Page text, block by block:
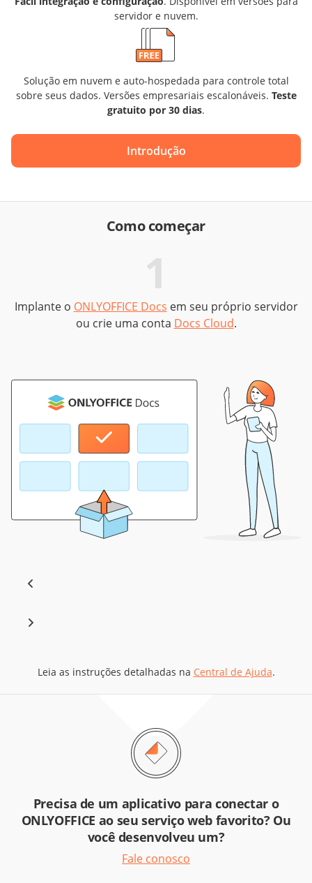
servidor e nuvem.
Solução em nuvem e auto-hospedada para controle total
sobre seus dados. Versões empresariais escalonáveis. Teste
gratuito por 30 dias.
Introdução
Como começar
1
Implante o ONLYOFFICE Docs em seu próprio servidor
ou crie uma conta Docs Cloud.
Leia as instruções detalhadas na Central de Ajuda.
Precisa de um aplicativo para conectar o
ONLYOFFICE ao seu serviço web favorito? Ou
você desenvolveu um?
Fale conosco